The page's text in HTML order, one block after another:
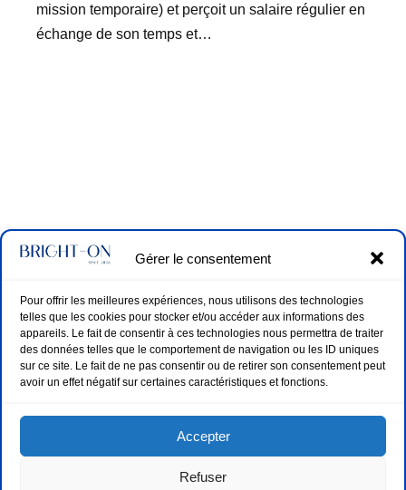
Gérer le consentement
Pour offrir les meilleures expériences, nous utilisons des technologies
telles que les cookies pour stocker et/ou accéder aux informations des
appareils. Le fait de consentir à ces technologies nous permettra de traiter
des données telles que le comportement de navigation ou les ID uniques
sur ce site. Le fait de ne pas consentir ou de retirer son consentement peut
avoir un effet négatif sur certaines caractéristiques et fonctions.
Accepter
Refuser
mission temporaire) et perçoit un salaire régulier en
échange de son temps et…